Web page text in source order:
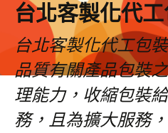
台北客製化代
台北客製化代工包
品質有關產品包裝
理能力，收縮包裝
務，且為擴大服務